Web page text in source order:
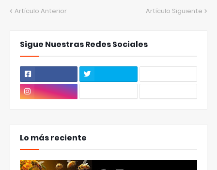
Artículo Anterior Artículo Siguiente
Sigue Nuestras Redes Sociales
Lo más reciente